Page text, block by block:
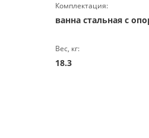
Комплектация:
ванна стальная с
Вес, кг:
18.3